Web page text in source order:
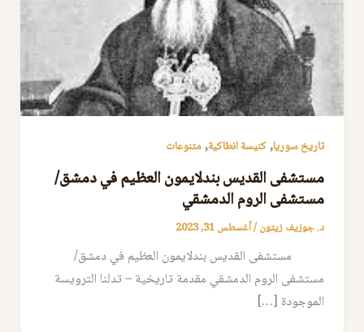
تاريخ سوريا,كنيسة انطاكية,متنوعات
مستشفى القديس بندلايمون العظيم في دمشق/
مستشفى الروم الدمشقي
د. جوزيف زيتون/أغسطس 31, 2023
مستشفى القديس بندلايمون العظيم في دمشق/
مستشفى الروم الدمشقي مقدمة تاريخية – تدلنا الترويسة
الموجودة […]